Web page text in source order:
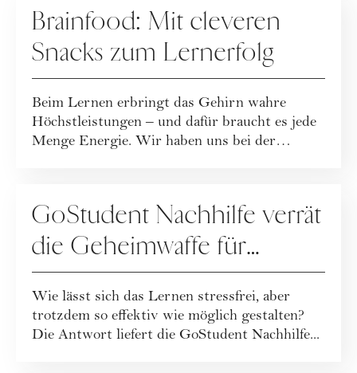
Brainfood: Mit cleveren
Snacks zum Lernerfolg
Beim Lernen erbringt das Gehirn wahre
Höchstleistungen – und dafür braucht es jede
Menge Energie. Wir haben uns bei der
GoStudent Nachhilfe verrät
die Geheimwaffe für
effektives Lernen
Wie lässt sich das Lernen stressfrei, aber
trotzdem so effektiv wie möglich gestalten?
Die Antwort liefert die GoStudent Nachhilfe...